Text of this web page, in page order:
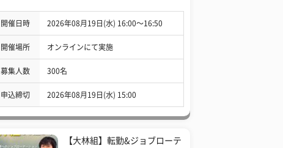
開催日時 2026年08月19日(水) 16:00〜16:50
開催場所 オンラインにて実施
募集人数 300名
申込締切 2026年08月19日(水) 15:00
【大林組】転勤&ジョブローテ